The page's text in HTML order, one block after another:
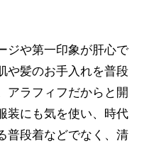
ジや第一印象が肝心で
や髪のお手入れを普段
アラフィフだからと開
装にも気を使い、時代
普段着などでなく、清